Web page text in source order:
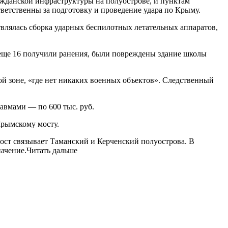
за подготовку и проведение удара по Крыму.
сборка ударных беспилотных летательных аппаратов,
16 получили ранения, были повреждены здание школы
зоне, «где нет никаких военных объектов». Следственный
— по 600 тыс. руб.
мосту.
связывает Таманский и Керченский полуострова. В
дальше